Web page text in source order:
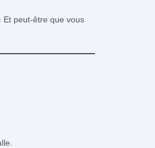
Et peut-être que vous